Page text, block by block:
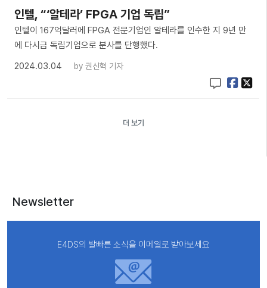
인텔, “‘알테라’ FPGA 기업 독립”
인텔이 167억달러에 FPGA 전문기업인 알테라를 인수한 지 9년 만
에 다시금 독립기업으로 분사를 단행했다.
2024.03.04
by 권신혁 기자
더 보기
Newsletter
E4DS의 발빠른 소식을 이메일로 받아보세요